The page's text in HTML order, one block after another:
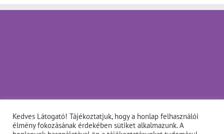
Kedves Látogató! Tájékoztatjuk, hogy a honlap felhasználói
élmény fokozásának érdekében sütiket alkalmazunk. A